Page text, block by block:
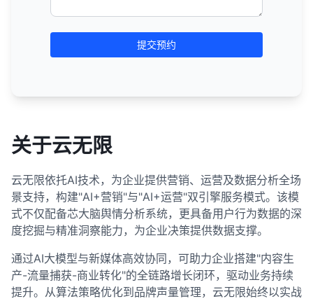
提交预约
关于云无限
云无限依托AI技术，为企业提供营销、运营及数据分析全场
景支持，构建"AI+营销"与"AI+运营"双引擎服务模式。该模
式不仅配备芯大脑舆情分析系统，更具备用户行为数据的深
度挖掘与精准洞察能力，为企业决策提供数据支撑。
通过AI大模型与新媒体高效协同，可助力企业搭建"内容生
产-流量捕获-商业转化"的全链路增长闭环，驱动业务持续
提升。从算法策略优化到品牌声量管理，云无限始终以实战